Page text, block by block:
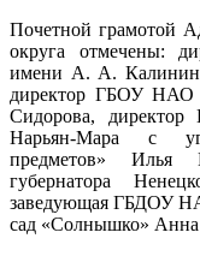
Почетной грамотой
округа отмечены:
имени А. А.
директор ГБОУ НАО
Сидорова,
Нарьян-Мара с
предметов» Илья
губернатора
заведующая ГБДОУ
сад «Солнышко» Анна